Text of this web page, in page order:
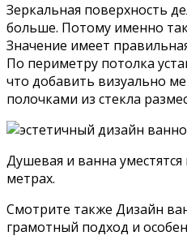
Зеркальная поверхность
больше. Потому именно
Значение имеет
По периметру потолка
что добавить визуально
полочками из стекла
Душевая и ванна
метрах.
Смотрите также Дизайн
грамотный подход и